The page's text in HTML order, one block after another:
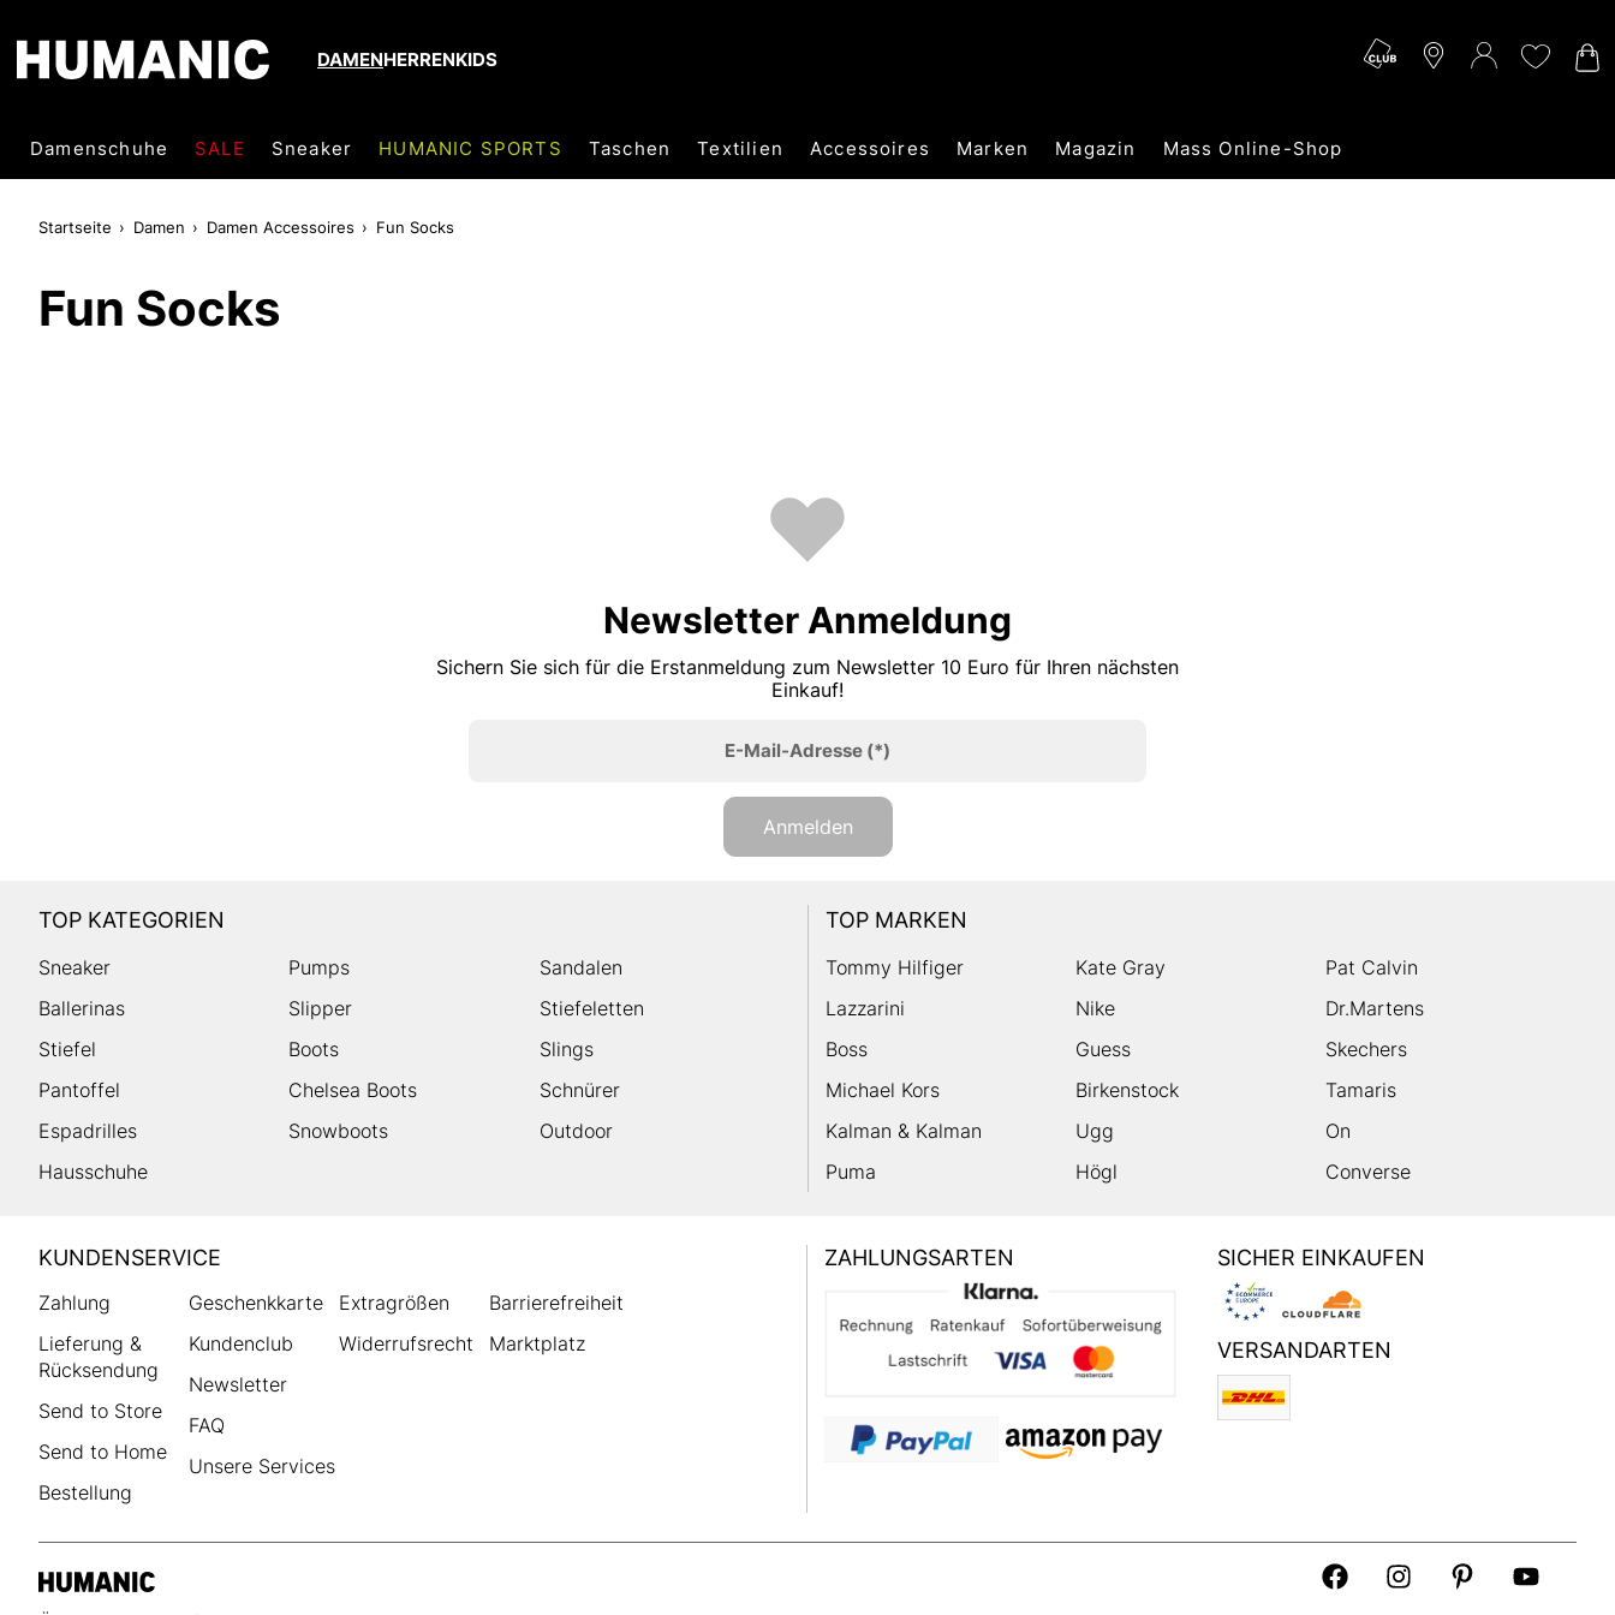
DAMENHERRENKIDS
Damenschuhe SALE Sneaker HUMANIC SPORTS Taschen Textilien Accessoires Marken Magazin Mass Online-Shop
Startseite Damen Damen Accessoires Fun Socks
Fun Socks
Newsletter Anmeldung
Sichern Sie sich für die Erstanmeldung zum Newsletter 10 Euro für Ihren nächsten
Einkauf!
E-Mail-Adresse(*)
Anmelden
TOP KATEGORIEN
Sneaker Pumps
Sandalen
Ballerinas
Slipper
Stiefeletten
Stiefel
Boots
Slings
Pantoffel
Chelsea Boots
Schnürer
Espadrilles
Snowboots
Outdoor
Hausschuhe
TOP MARKEN
Tommy Hilfiger Kate Gray
Pat Calvin
Lazzarini
Nike
Dr.Martens
Boss
Guess
Skechers
Michael Kors
Birkenstock
Tamaris
Kalman & Kalman
Ugg
On
Puma
Högl Converse
HUMANIC
Footer
KUNDENSERVICE
Zahlung
Lieferung &
Rücksendung
Send to Store
Send to Home
Bestellung
Geschenkkarte
Kundenclub
Newsletter
FAQ
Unsere Services
Extragrößen
Widerrufsrecht
Barrierefreiheit
Marktplatz
ZAHLUNGSARTEN SICHER EINKAUFEN
VERSANDARTEN